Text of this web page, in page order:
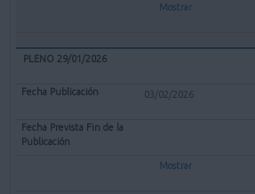
Mostrar
PLENO 29/01/2026
03/02/2026
Mostrar